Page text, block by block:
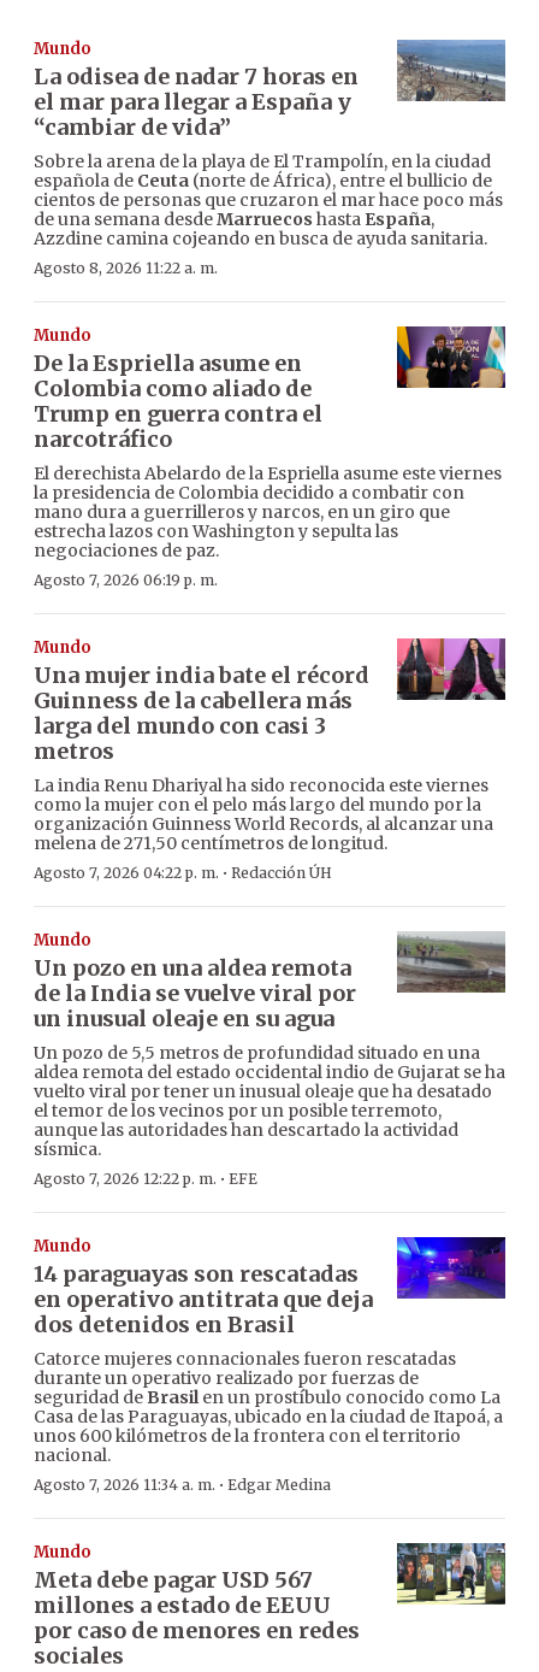
Mundo
La odisea de nadar 7 horas en
el mar para llegar a España y
“cambiar de vida”
Sobre la arena de la playa de El Trampolín, en la ciudad
española de Ceuta (norte de África), entre el bullicio de
cientos de personas que cruzaron el mar hace poco más
de una semana desdeMarruecos hasta España,
Azzdine camina cojeando en busca de ayuda sanitaria.
Agosto 8, 2026 11:22 a. m.
Mundo
De la Espriella asume en
Colombia como aliado de
Trump en guerra contra el
narcotráfico
El derechista Abelardo de la Espriella asume este viernes
la presidencia de Colombia decidido a combatir con
mano dura a guerrilleros y narcos, en un giro que
estrecha lazos con Washington y sepulta las
negociaciones de paz.
Agosto 7, 2026 06:19 p. m.
Mundo
Una mujer india bate el récord
Guinness de la cabellera más
larga del mundo con casi 3
metros
La india Renu Dhariyal ha sido reconocida este viernes
como la mujer con el pelo más largo del mundo por la
organización Guinness World Records, al alcanzar una
melena de 271,50 centímetros de longitud.
Agosto 7, 2026 04:22 p. m. · Redacción ÚH
Mundo
Un pozo en una aldea remota
de la India se vuelve viral por
un inusual oleaje en su agua
Un pozo de 5,5 metros de profundidad situado en una
aldea remota del estado occidental indio de Gujarat se ha
vuelto viral por tener un inusual oleaje que ha desatado
el temor de los vecinos por un posible terremoto,
aunque las autoridades han descartado la actividad
sísmica.
Agosto 7, 2026 12:22 p. m. · EFE
Mundo
14 paraguayas son rescatadas
en operativo antitrata que deja
dos detenidos en Brasil
Catorce mujeres connacionales fueron rescatadas
durante un operativo realizado por fuerzas de
seguridad de Brasilen un prostíbulo conocido como La
Casa de las Paraguayas, ubicado en la ciudad de Itapoá, a
unos 600 kilómetros de la frontera con el territorio
nacional.
Agosto 7, 2026 11:34 a. m. · Edgar Medina
Mundo
Meta debe pagar USD 567
millones a estado de EEUU
por caso de menores en redes
sociales